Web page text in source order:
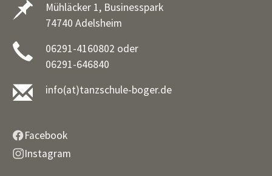
Mühläcker 1, Businesspark
74740 Adelsheim
06291-4160802 oder
06291-646840
info(at)tanzschule-boger.de
Facebook
Instagram